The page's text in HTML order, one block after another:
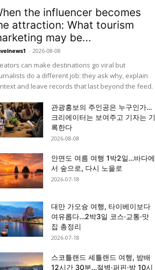
the influencer becomes
attraction: What tourism
may be...
- 2026-08-08
can make destinations go viral but
do a different job: they ask why, explain
and leave records that last beyond the feed.
관광홍보의 주인공은 누구인가…
크리에이터는 보여주고 기자는 기
록한다
2026-08-08
안면도 여름 여행 1박2일…바다에
서 숲으로, 다시 노을로
2026-07-18
대만 가오슝 여행, 타이베이보다
여유롭다…2박3일 코스·교통·맛
집 총정리
2026-07-18
스코틀랜드 셰틀랜드 여행, 밤배
12시간 30분…절벽·퍼핀·밤 10시